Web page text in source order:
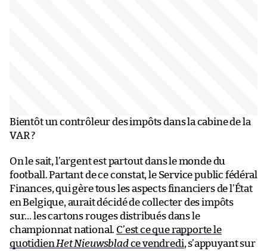
Bientôt un contrôleur des impôts dans la cabine de la
VAR ?
On le sait, l’argent est partout dans le monde du
football. Partant de ce constat, le Service public fédéral
Finances, qui gère tous les aspects financiers de l’État
en Belgique, aurait décidé de collecter des impôts
sur… les cartons rouges distribués dans le
championnat national. C’est ce que rapporte le
quotidien Het Nieuwsbladce vendredi, s’appuyant sur